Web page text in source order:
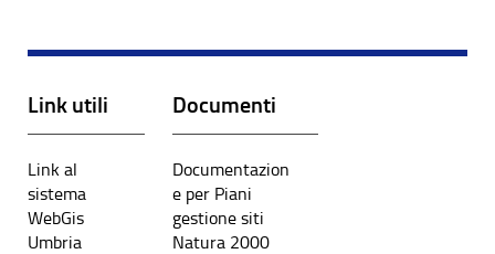
Link utili
Link al
sistema
WebGis
Umbria
Documenti
Documentazion
e per Piani
gestione siti
Natura 2000